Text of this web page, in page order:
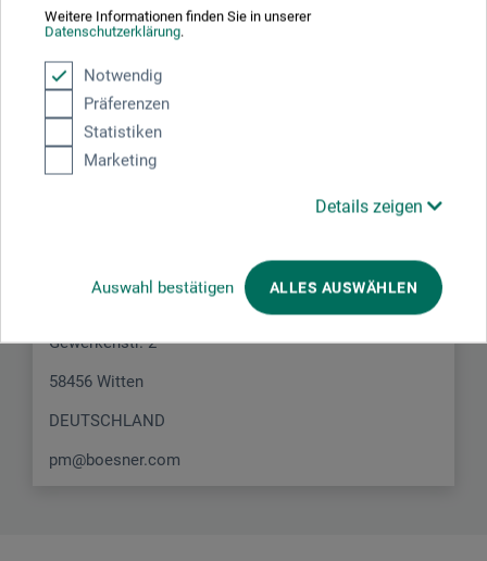
Weitere Informationen finden Sie in unserer
Datenschutzerklärung.
Notwendig
Präferenzen
Statistiken
Marketing
Details zeigen
Auswahl bestätigen ALLES AUSWÄHLEN
Hersteller-Kontakt
Hier finden Sie die Kontaktdaten des Herstellers zu
boesner GmbH holding + innovations
Gewerkenstr. 2
58456 Witten
DEUTSCHLAND
pm@boesner.com